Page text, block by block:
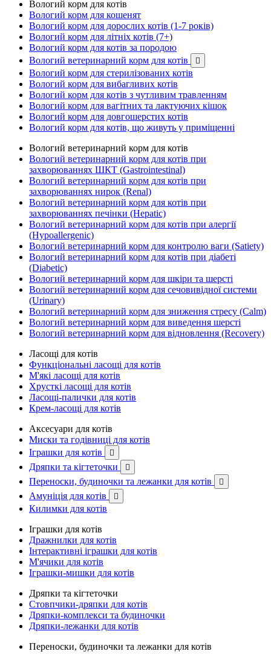
Вологий корм для котів
Вологий корм для кошенят
Вологий корм для дорослих котів (1-7 років)
Вологий корм для літніх котів (7+)
Вологий корм для котів за породою
Вологий ветеринарний корм для котів

Вологий корм для стерилізованих котів
Вологий корм для вибагливих котів
Вологий корм для котів з чутливим травленням
Вологий корм для вагітних та лактуючих кішок
Вологий корм для довгошерстих котів
Вологий корм для котів, що живуть у приміщенні
Вологий ветеринарний корм для котів
Вологий ветеринарний корм для котів при
захворюваннях ШКТ (Gastrointestinal)
Вологий ветеринарний корм для котів при
захворюваннях нирок (Renal)
Вологий ветеринарний корм для котів при
захворюваннях печінки (Hepatic)
Вологий ветеринарний корм для котів при алергії
(Hypoallergenic)
Вологий ветеринарний корм для контролю ваги (Satiety)
Вологий ветеринарний корм для котів при діабеті
(Diabetic)
Вологий ветеринарний корм для шкіри та шерсті
Вологий ветеринарний корм для сечовивідної системи
(Urinary)
Вологий ветеринарний корм для зниження стресу (Calm)
Вологий ветеринарний корм для виведення шерсті
Вологий ветеринарний корм для відновлення (Recovery)
Ласощі для котів
Функціональні ласощі для котів
М'які ласощі для котів
Хрусткі ласощі для котів
Ласощі-палички для котів
Крем-ласощі для котів
Аксесуари для котів
Миски та годівниці для котів
Іграшки для котів

Дряпки та кігтеточки 
Переноски, будиночки та лежанки для котів 
Амуніція для котів 
Килимки для котів
Іграшки для котів
Дражнилки для котів
Інтерактивні іграшки для котів
М'ячики для котів
Іграшки-мишки для котів
Дряпки та кігтеточки
Стовпчики-дряпки для котів
Дряпки-комплекси та будиночки
Дряпки-лежанки для котів
Переноски, будиночки та лежанки для котів